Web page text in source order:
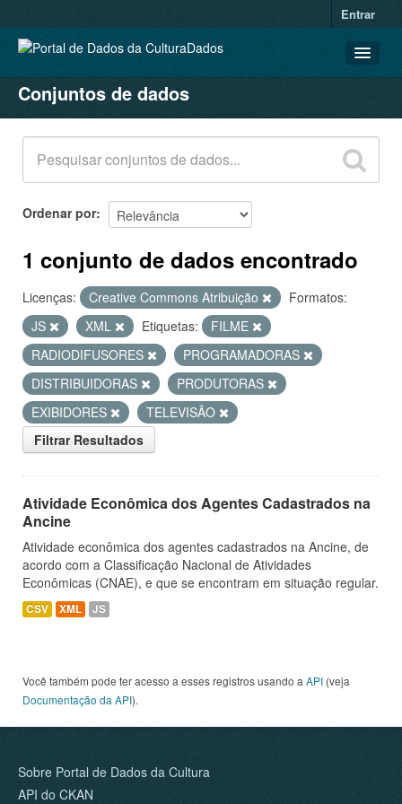
Entrar
CONJUNTOS DE DADOS
ORGANIZAÇÕES
GRUPOS
SOBRE
Conjuntos de dados
Ordenar por
1 conjunto de dados encontrado
Licenças: Creative Commons Atribuição
Formatos:
JS
XML Etiquetas:
FILME
RADIODIFUSORES
PROGRAMADORAS
DISTRIBUIDORAS
PRODUTORAS
EXIBIDORES
TELEVISÃO
Filtrar Resultados
Atividade Econômica dos Agentes Cadastrados na
Ancine
Atividade econômica dos agentes cadastrados na Ancine, de
acordo com a Classificação Nacional de Atividades
Econômicas (CNAE), e que se encontram em situação regular.
CSV XML JS
Você também pode ter acesso a esses registros usando a API (veja
Documentação da API).
Sobre Portal de Dados da Cultura
API do CKAN